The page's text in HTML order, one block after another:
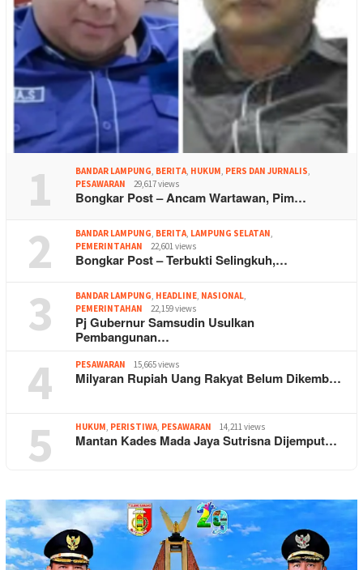
1 BANDAR LAMPUNG, BERITA, HUKUM, PERS DAN JURNALIS,
PESAWARAN
29,617 views
Bongkar Post – Ancam Wartawan, Pim…
2 BANDAR LAMPUNG, BERITA, LAMPUNG SELATAN,
PEMERINTAHAN
22,601 views
Bongkar Post – Terbukti Selingkuh,…
3 BANDAR LAMPUNG, HEADLINE, NASIONAL,
PEMERINTAHAN
22,159 views
Pj Gubernur Samsudin Usulkan
Pembangunan…
4 PESAWARAN 15,665 views
Milyaran Rupiah Uang Rakyat Belum Dikemb…
5 HUKUM, PERISTIWA, PESAWARAN 14,211 views
Mantan Kades Mada Jaya Sutrisna Dijemput…